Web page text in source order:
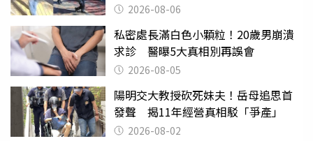
2026-08-06
私密處長滿白色小顆粒！20歲男崩潰
求診 醫曝5大真相別再誤會
2026-08-05
陽明交大教授砍死妹夫！岳母追思首
發聲 揭11年經營真相駁「爭產」
2026-08-02